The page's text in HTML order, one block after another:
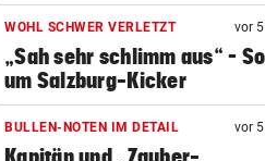
WOHL SCHWER VERLETZT vor
„Sah sehr schlimm aus“ –
um Salzburg-Kicker
BULLEN-NOTEN IM DETAIL vor